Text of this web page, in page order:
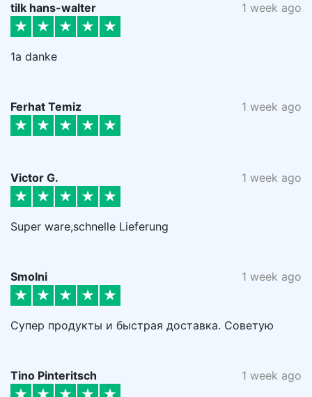
tilk hans-walter 1 week ago
1a danke
Ferhat Temiz 1 week ago
Victor G. 1 week ago
Super ware,schnelle Lieferung
Smolni 1 week ago
Супер продукты и быстрая доставка. Советую
Tino Pinteritsch 1 week ago